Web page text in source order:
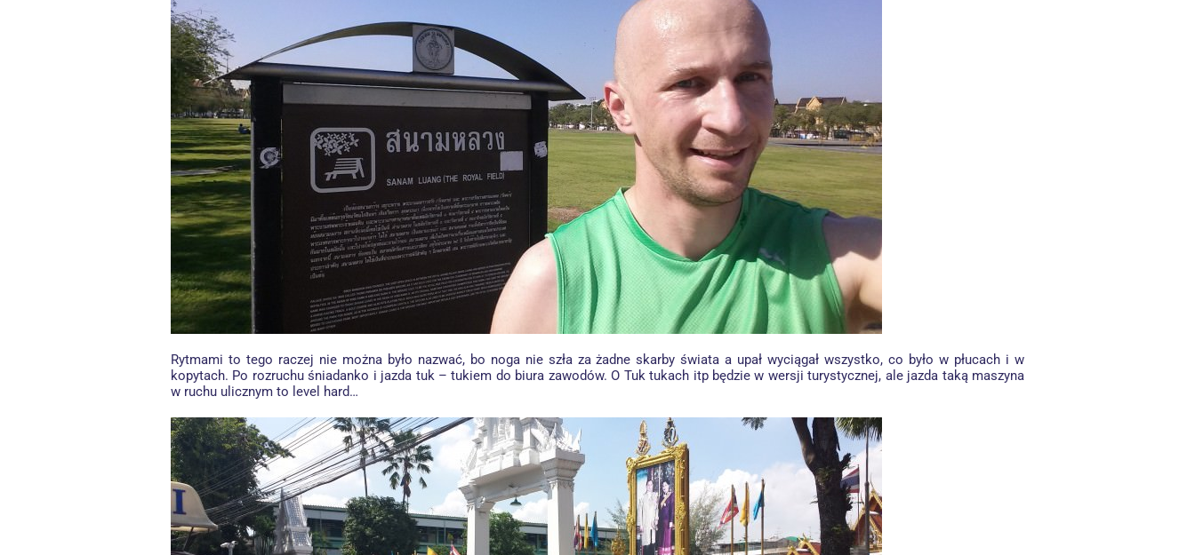
Rytmami to tego raczej nie można było nazwać, bo noga nie szła za żadne skarby świata a upał wyciągał wszystko, co było w płucach i w
kopytach. Po rozruchu śniadanko i jazda tuk – tukiem do biura zawodów. O Tuk tukach itp będzie w wersji turystycznej, ale jazda taką maszyna
w ruchu ulicznym to level hard…